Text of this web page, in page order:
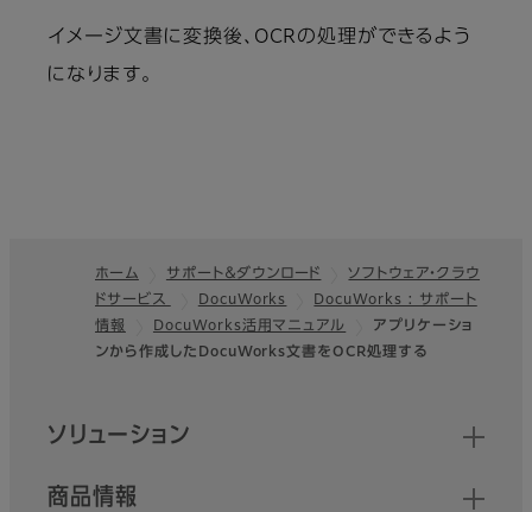
イメージ文書に変換後、OCRの処理ができるよう
になります。
フッター
ホーム サポート＆ダウンロード
ソフトウェア・クラウ
ドサービス
DocuWorks
DocuWorks : サポート
情報
DocuWorks活⽤マニュアル
アプリケーショ
ンから作成したDocuWorks文書をOCR処理する
クイックリンク
ソリューション
商品情報